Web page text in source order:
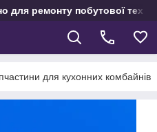
для ремонту побутової
для кухонних комбайнів